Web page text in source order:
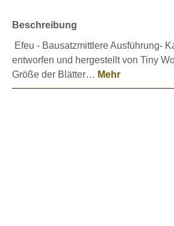
Beschreibung
Efeu - Bausatzmittlere Ausführung-
entworfen und hergestellt von Tiny
Größe der Blätter… Mehr